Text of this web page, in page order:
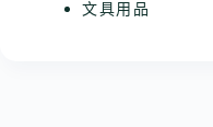
文具用品